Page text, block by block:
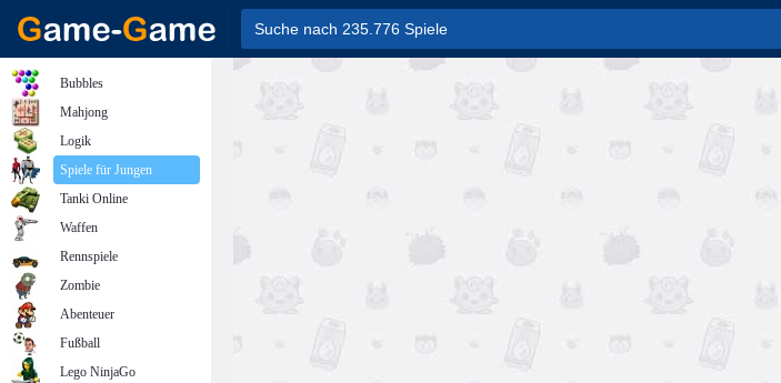
Bubbles
Mahjong
Logik
Spiele für Jungen
Tanki Online
Waffen
Rennspiele
Zombie
Abenteuer
Fußball
Lego NinjaGo